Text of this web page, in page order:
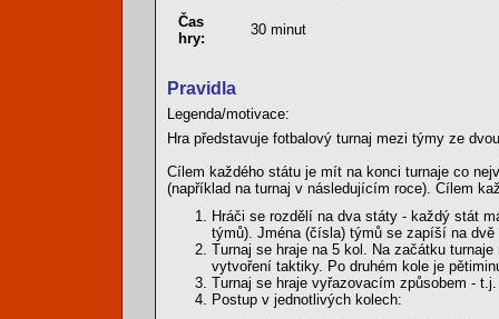
Čas
hry:
30 minut
Pravidla
Legenda/motivace:
Hra představuje fotbalový turnaj mezi týmy ze
Cílem každého státu je mít na konci turnaje co
(například na turnaj v následujícím roce). Cílem
Hráči se rozdělí na dva státy - každý stát
týmů). Jména (čísla) týmů se zapíší na
Turnaj se hraje na 5 kol. Na začátku
vytvoření taktiky. Po druhém kole je
Turnaj se hraje vyřazovacím způsobem -
Postup v jednotlivých kolech: